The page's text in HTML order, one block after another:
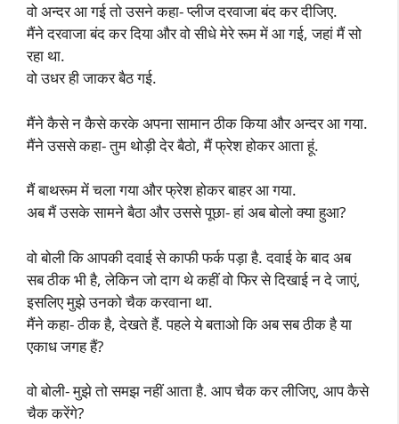
वो अन्दर आ गई तो उसने कहा- प्लीज दरवाजा बंद कर दीजिए.
मैंने दरवाजा बंद कर दिया और वो सीधे मेरे रूम में आ गई, जहां मैं सो
रहा था.
वो उधर ही जाकर बैठ गई.
मैंने कैसे न कैसे करके अपना सामान ठीक किया और अन्दर आ गया.
मैंने उससे कहा- तुम थोड़ी देर बैठो, मैं फ्रेश होकर आता हूं.
मैं बाथरूम में चला गया और फ्रेश होकर बाहर आ गया.
अब मैं उसके सामने बैठा और उससे पूछा- हां अब बोलो क्या हुआ?
वो बोली कि आपकी दवाई से काफी फर्क पड़ा है. दवाई के बाद अब
सब ठीक भी है, लेकिन जो दाग थे कहीं वो फिर से दिखाई न दे जाएं,
इसलिए मुझे उनको चैक करवाना था.
मैंने कहा- ठीक है, देखते हैं. पहले ये बताओ कि अब सब ठीक है या
एकाध जगह हैं?
वो बोली- मुझे तो समझ नहीं आता है. आप चैक कर लीजिए, आप कैसे
चैक करेंगे?